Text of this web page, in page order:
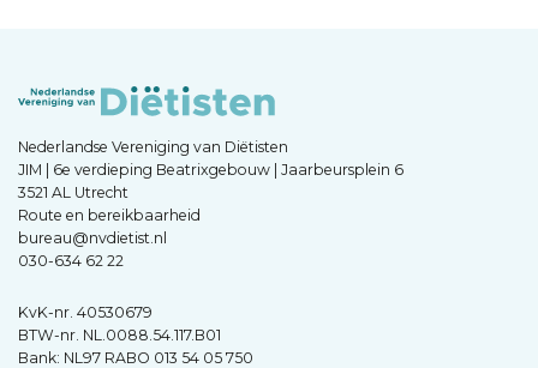
Nederlandse Vereniging van Diëtisten
JIM | 6e verdieping Beatrixgebouw | Jaarbeursplein 6
3521 AL Utrecht
Route en bereikbaarheid
bureau@nvdietist.nl
030-634 62 22
KvK-nr. 40530679
BTW-nr. NL.0088.54.117.B01
Bank: NL97 RABO 013 54 05 750